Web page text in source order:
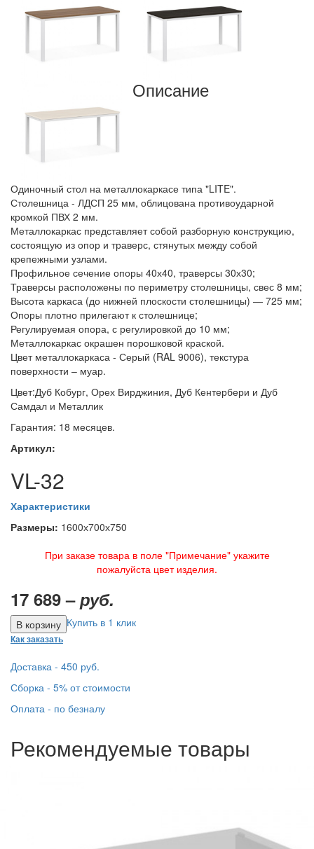
Описание
Одиночный стол на металлокаркасе типа "LITE".
Столешница - ЛДСП 25 мм, облицована противоударной
кромкой ПВХ 2 мм.
Металлокаркас представляет собой разборную конструкцию,
состоящую из опор и траверс, стянутых между собой
крепежными узлами.
Профильное сечение опоры 40х40, траверсы 30х30;
Траверсы расположены по периметру столешницы, свес 8 мм;
Высота каркаса (до нижней плоскости столешницы) — 725 мм;
Опоры плотно прилегают к столешнице;
Регулируемая опора, с регулировкой до 10 мм;
Металлокаркас окрашен порошковой краской.
Цвет металлокаркаса - Серый (RAL 9006), текстура
поверхности – муар.
Цвет:Дуб Кобург, Орех Вирджиния, Дуб Кентербери и Дуб
Самдал и Металлик
Гарантия: 18 месяцев.
Артикул:
VL-32
Характеристики
Размеры: 1600х700х750
При заказе товара в поле "Примечание" укажите
пожалуйста цвет изделия.
17 689 –руб.
Купить в 1 клик
Как заказать
Доставка - 450 руб.
Сборка - 5% от стоимости
Оплата - по безналу
Рекомендуемые товары